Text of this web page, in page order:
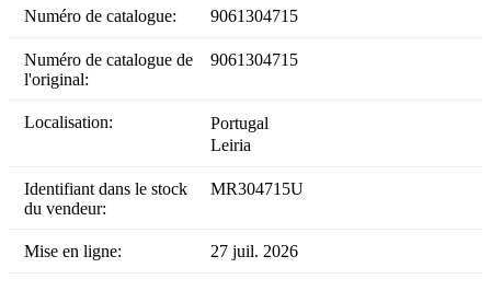
Numéro de catalogue: 9061304715
Numéro de catalogue de
l'original:
9061304715
Localisation:
Portugal
Leiria
Identifiant dans le stock
du vendeur:
MR304715U
Mise en ligne: 27 juil. 2026